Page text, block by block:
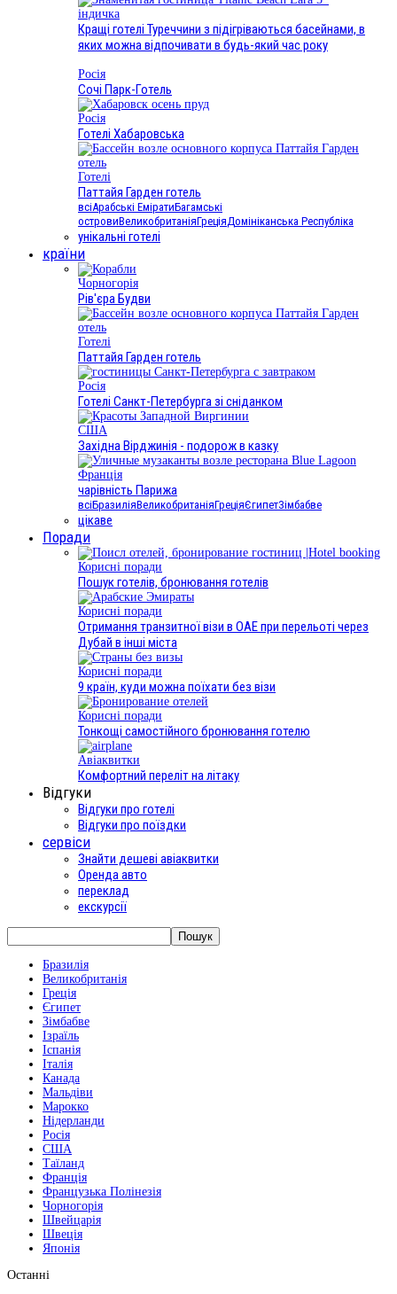
індичка
Кращі готелі Туреччини з підігріваються басейнами, в
яких можна відпочивати в будь-який час року
Росія
Сочі Парк-Готель
Росія
Готелі Хабаровська
Готелі
Паттайя Гарден готель
всіАрабські ЕміратиБагамські
островиВеликобританіяГреціяДомініканська Республіка
унікальні готелі
країни
Чорногорія
Рів'єра Будви
Готелі
Паттайя Гарден готель
Росія
Готелі Санкт-Петербурга зі сніданком
США
Західна Вірджинія - подорож в казку
Франція
чарівність Парижа
всіБразиліяВеликобританіяГреціяЄгипетЗімбабве
цікаве
Поради
Корисні поради
Пошук готелів, бронювання готелів
Корисні поради
Отримання транзитної візи в ОАЕ при перельоті через
Дубай в інші міста
Корисні поради
9 країн, куди можна поїхати без візи
Корисні поради
Тонкощі самостійного бронювання готелю
Авіаквитки
Комфортний переліт на літаку
Відгуки
Відгуки про готелі
Відгуки про поїздки
сервіси
Знайти дешеві авіаквитки
Оренда авто
переклад
екскурсії
Бразилія
Великобританія
Греція
Єгипет
Зімбабве
Ізраїль
Іспанія
Італія
Канада
Мальдіви
Марокко
Нідерланди
Росія
США
Таїланд
Франція
Французька Полінезія
Чорногорія
Швейцарія
Швеція
Японія
Останні